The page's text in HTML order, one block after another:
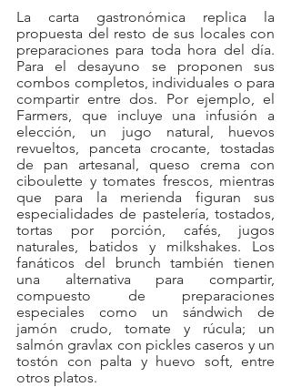
La carta gastronómica replica la
propuesta del resto de sus locales con
preparaciones para toda hora del día.
Para el desayuno se proponen sus
combos completos, individuales o para
compartir entre dos. Por ejemplo, el
Farmers, que incluye una infusión a
elección, un jugo natural, huevos
revueltos, panceta crocante, tostadas
de pan artesanal, queso crema con
ciboulette y tomates frescos, mientras
que para la merienda figuran sus
especialidades de pastelería, tostados,
tortas por porción, cafés, jugos
naturales, batidos y milkshakes. Los
fanáticos del brunch también tienen
una alternativa para compartir,
compuesto de preparaciones
especiales como un sándwich de
jamón crudo, tomate y rúcula; un
salmón gravlax con pickles caseros y un
tostón con palta y huevo soft, entre
otros platos.